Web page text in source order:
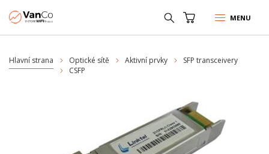
MENU
Hlavní strana Optické sítě Aktivní prvky
SFP transceivery
CSFP